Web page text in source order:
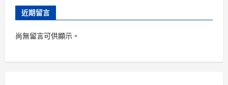
近期留言
尚無留言可供顯示。